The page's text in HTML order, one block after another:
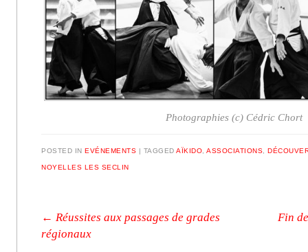
Photographies (c) Cédric Chort
POSTED INEVÉNEMENTS | TAGGEDAÏKIDO,ASSOCIATIONS,
NOYELLES LES SECLIN
Post navigation
← Réussites aux passages de grades
régionaux
Fin